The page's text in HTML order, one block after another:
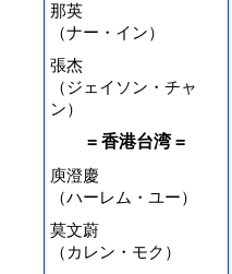
那英
（ナー・イン）
張杰
（ジェイソン・チャ
ン）
= 香港台湾 =
庾澄慶
（ハーレム・ユー）
莫文蔚
（カレン・モク）